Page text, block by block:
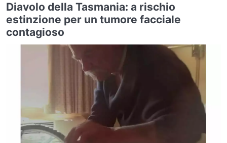
Diavolo della Tasmania: a rischio
estinzione per un tumore facciale
contagioso